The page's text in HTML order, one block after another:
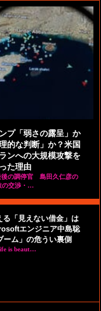
プ「弱さの露呈」か
理的な判断」か？米国
ンへの大規模攻撃を
た理由
後の調停官 島田久仁彦の
の交渉・…
る「見えない借金」は
エンジニア中島聡
ーム」の危うい裏側
is beaut…